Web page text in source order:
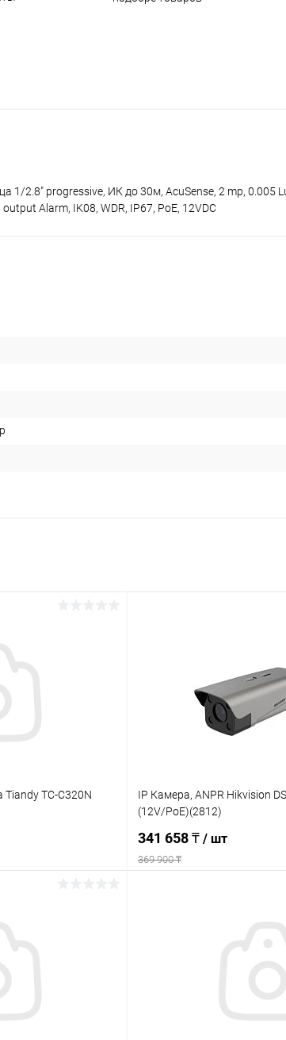
1/2.8" progressive, ИК до 30м, AcuSense, 2 mp, 0.005
Alarm, IK08, WDR, IP67, PoE, 12VDC
TC-C320N
IP Камера, ANPR Hikvision
(12V/PoE)(2812)
341 658 ₸ / шт
369 900 ₸